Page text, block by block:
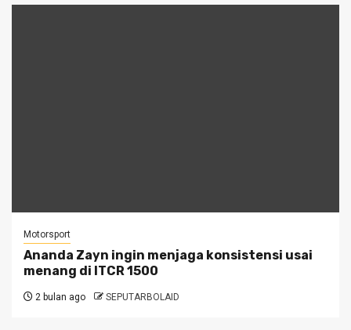
Motorsport
Ananda Zayn ingin menjaga konsistensi usai
menang di ITCR 1500
2 bulan ago SEPUTARBOLAID